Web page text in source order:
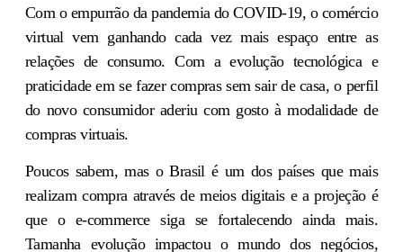
Com o empurrão da pandemia do COVID-19, o comércio
virtual vem ganhando cada vez mais espaço entre as
relações de consumo. Com a evolução tecnológica e
praticidade em se fazer compras sem sair de casa, o perfil
do novo consumidor aderiu com gosto à modalidade de
compras virtuais.
Poucos sabem, mas o Brasil é um dos países que mais
realizam compra através de meios digitais e a projeção é
que o e-commerce siga se fortalecendo ainda mais.
Tamanha evolução impactou o mundo dos negócios,